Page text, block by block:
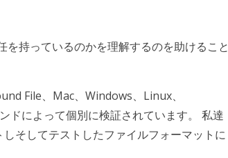
持っているのかを理解するのを助けること
File、Mac、Windows、Linux、
ドによって個別に検証されています。 私達
そしてテストしたファイルフォーマットに